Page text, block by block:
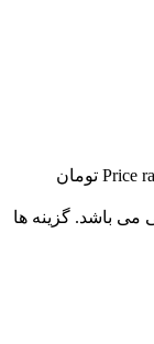
Price range: 850,000 تومان
می باشد. گزینه ها